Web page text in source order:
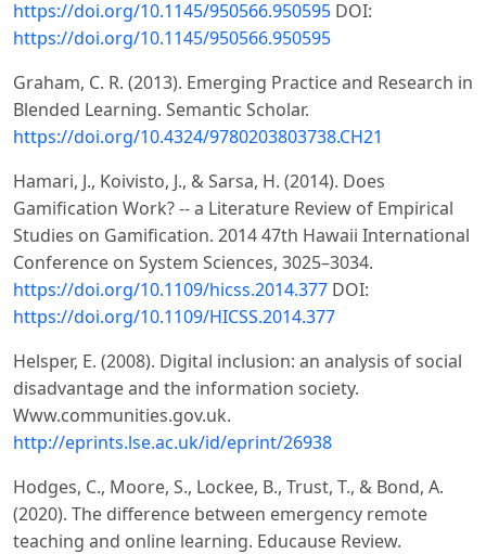
https://doi.org/10.1145/950566.950595 DOI:
https://doi.org/10.1145/950566.950595
Graham, C. R. (2013). Emerging Practice and Research in
Blended Learning. Semantic Scholar.
https://doi.org/10.4324/9780203803738.CH21
Hamari, J., Koivisto, J., & Sarsa, H. (2014). Does
Gamification Work? -- a Literature Review of Empirical
Studies on Gamification. 2014 47th Hawaii International
Conference on System Sciences, 3025–3034.
https://doi.org/10.1109/hicss.2014.377 DOI:
https://doi.org/10.1109/HICSS.2014.377
Helsper, E. (2008). Digital inclusion: an analysis of social
disadvantage and the information society.
Www.communities.gov.uk.
http://eprints.lse.ac.uk/id/eprint/26938
Hodges, C., Moore, S., Lockee, B., Trust, T., & Bond, A.
(2020). The difference between emergency remote
teaching and online learning. Educause Review.